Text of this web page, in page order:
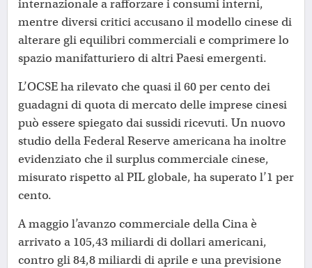
internazionale a rafforzare i consumi interni,
mentre diversi critici accusano il modello cinese di
alterare gli equilibri commerciali e comprimere lo
spazio manifatturiero di altri Paesi emergenti.
L’OCSE ha rilevato che quasi il 60 per cento dei
guadagni di quota di mercato delle imprese cinesi
può essere spiegato dai sussidi ricevuti. Un nuovo
studio della Federal Reserve americana ha inoltre
evidenziato che il surplus commerciale cinese,
misurato rispetto al PIL globale, ha superato l’1 per
cento.
A maggio l’avanzo commerciale della Cina è
arrivato a 105,43 miliardi di dollari americani,
contro gli 84,8 miliardi di aprile e una previsione